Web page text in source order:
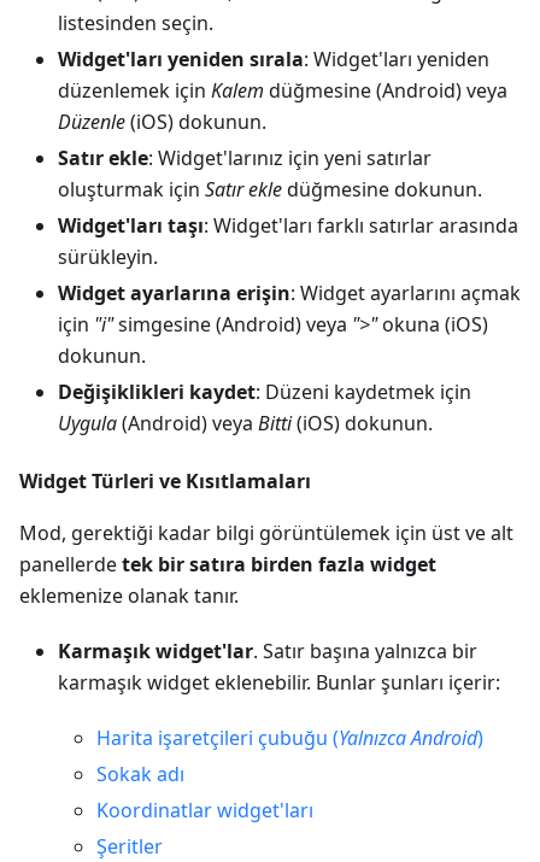
listesinden seçin.
Widget'ları yeniden sırala: Widget'ları yeniden
düzenlemek için Kalem düğmesine (Android) veya
Düzenle(iOS) dokunun.
Satır ekle: Widget'larınız için yeni satırlar
oluşturmak için Satır ekledüğmesine dokunun.
Widget'ları taşı: Widget'ları farklı satırlar arasında
sürükleyin.
Widget ayarlarına erişin: Widget ayarlarını açmak
için "i"simgesine (Android) veya ">"okuna (iOS)
dokunun.
Değişiklikleri kaydet: Düzeni kaydetmek için
Uygula(Android) veya Bitti(iOS) dokunun.
Widget Türleri ve Kısıtlamaları
Mod, gerektiği kadar bilgi görüntülemek için üst ve alt
panellerdetek bir satıra birden fazla widget
eklemenize olanak tanır.
Karmaşık widget'lar. Satır başına yalnızca bir
karmaşık widget eklenebilir. Bunlar şunları içerir:
Harita işaretçileri çubuğu (Yalnızca Android)
Sokak adı
Koordinatlar widget'ları
Şeritler